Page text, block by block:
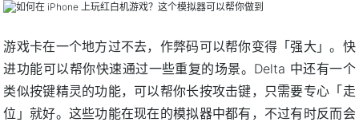
游戏卡在一个地方过不去，作弊码可以帮你变得「强大」。快
进功能可以帮你快速通过一些重复的场景。Delta 中还有一个
类似按键精灵的功能，可以帮你长按攻击键，只需要专心「走
位」就好。这些功能在现在的模拟器中都有，不过有时反而会